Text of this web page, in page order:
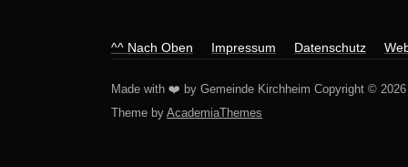
^^ Nach Oben Impressum Datenschutz
Made with ❤️ by Gemeinde Kirchheim Copyright © 2026
Theme by AcademiaThemes